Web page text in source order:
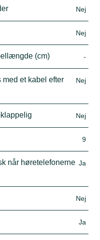
Nej
Nej
(cm) -
et kabel efter
Nej
Nej
9
når høretelefonerne Ja
Nej
Ja